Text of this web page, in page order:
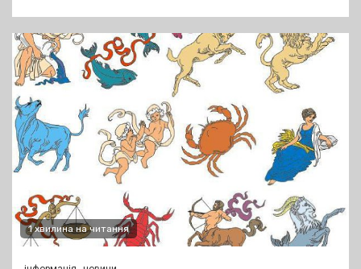
1 хвилина на читання